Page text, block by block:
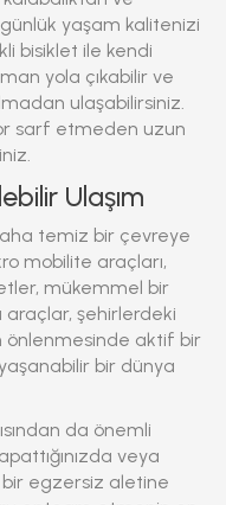
yaşam kalitenizi
bisiklet ile kendi
yola çıkabilir ve
ulaşabilirsiniz.
sarf etmeden uzun
Ulaşım
temiz bir çevreye
mobilite araçları,
mükemmel bir
araçlar, şehirlerdeki
önlenmesinde aktif bir
bir dünya
da önemli
veya
bir egzersiz aletine